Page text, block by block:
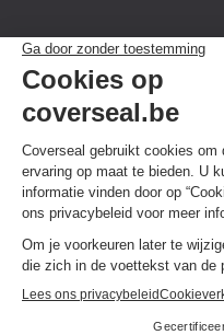

Rte du Grand
8, 7110 La Louvière

Maandag tot en
vrijdag van 8.00
16.00 uur
Privacybeleid
Klik hier om uw